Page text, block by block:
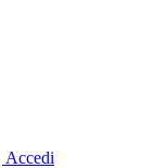
Accedi